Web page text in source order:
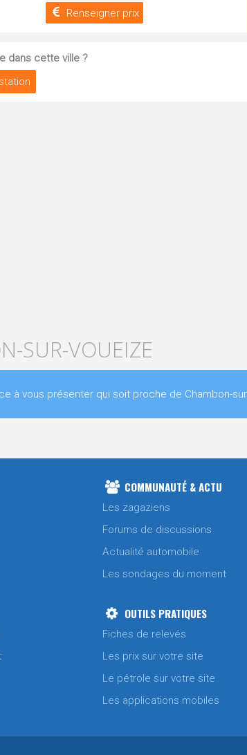
Renseigner prix
dans cette ville ?
SUR-VOUEIZE
à vous présenter qui soit proche de Chambon-
COMMUNAUTÉ & ACTU
Les zagaziens
Forums de discussions
Actualité automobile
Les sondages du moment
OUTILS PRATIQUES
Fiches de relevés
Les prix sur votre site
Le pétrole sur votre site
Les applications mobiles